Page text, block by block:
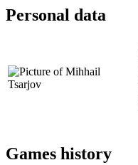
Personal data
Games history